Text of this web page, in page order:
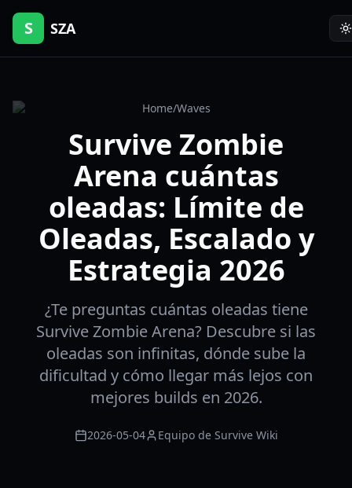
S SZA
Home/Waves
Survive Zombie
Arena cuántas
oleadas: Límite de
Oleadas, Escalado y
Estrategia 2026
¿Te preguntas cuántas oleadas tiene
Survive Zombie Arena? Descubre si las
oleadas son infinitas, dónde sube la
dificultad y cómo llegar más lejos con
mejores builds en 2026.
2026-05-04 Equipo de Survive Wiki